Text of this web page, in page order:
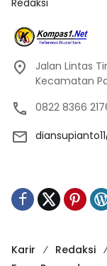
Redaksi
Jalan Lintas
Kecamatan
0822 8366
Karir Redaksi